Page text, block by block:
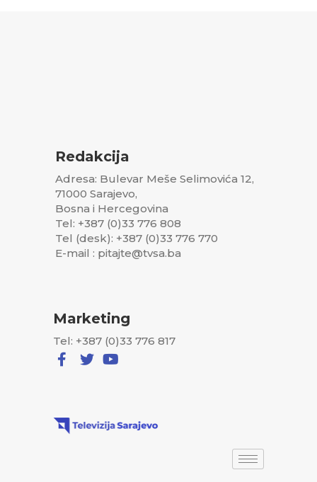
Redakcija
Adresa: Bulevar Meše Selimovića 12,
71000 Sarajevo,
Bosna i Hercegovina
Tel: +387 (0)33 776 808
Tel (desk): +387 (0)33 776 770
E-mail : pitajte@tvsa.ba
Marketing
Tel: +387 (0)33 776 817